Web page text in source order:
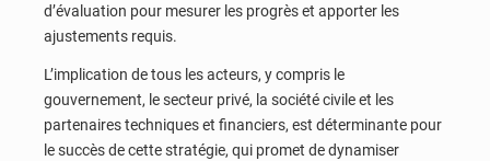
d’évaluation pour mesurer les progrès et apporter les
ajustements requis.
L’implication de tous les acteurs, y compris le
gouvernement, le secteur privé, la société civile et les
partenaires techniques et financiers, est déterminante pour
le succès de cette stratégie, qui promet de dynamiser